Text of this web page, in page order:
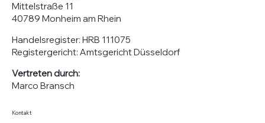
Mittelstraße 11
40789 Monheim am Rhein
Handelsregister: HRB 111075
Registergericht: Amtsgericht Düsseldorf
Vertreten durch:
Marco Bransch
Kontakt